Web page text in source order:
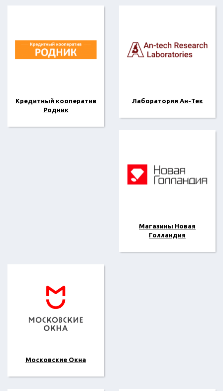
Кредитный кооператив
Родник
Лаборатория Ан-Тек
Магазины Новая
Голландия
Московские Окна